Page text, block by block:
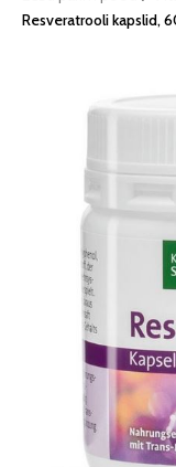
Resveratrooli kapslid,